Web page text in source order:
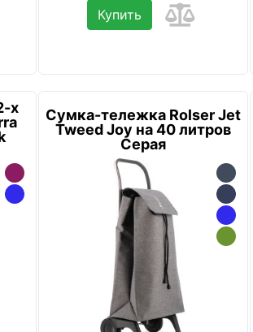
Купить
х
Сумка-тележка Rolser Jet
Tweed Joy на 40 литров
Серая